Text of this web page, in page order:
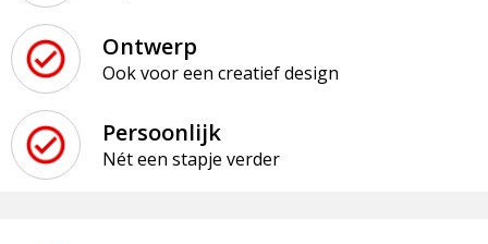
Ontwerp
Ook voor een creatief design
Persoonlijk
Nét een stapje verder